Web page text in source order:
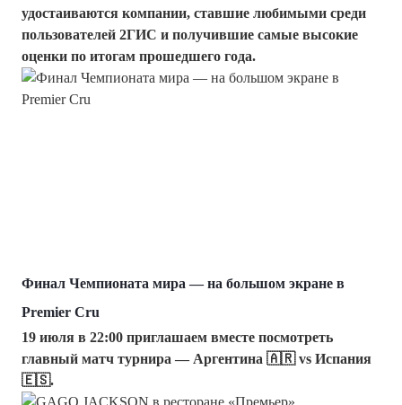
удостаиваются компании, ставшие любимыми среди
пользователей 2ГИС и получившие самые высокие
оценки по итогам прошедшего года.
Финал Чемпионата мира — на большом экране в
Premier Cru
19 июля в 22:00 приглашаем вместе посмотреть
главный матч турнира — Аргентина 🇦🇷 vs Испания
🇪🇸.